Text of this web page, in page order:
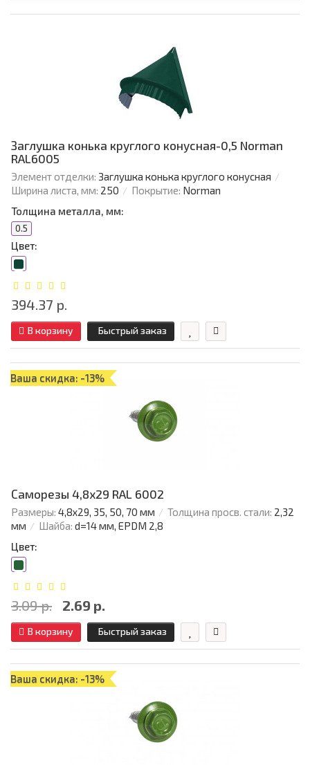
Заглушка конька круглого конусная-0,5 Norman
RAL6005
Элемент отделки: Заглушка конька круглого конусная
Ширина листа, мм: 250 Покрытие: Norman
Толщина металла, мм:
0.5
Цвет:
394.37 р.
В корзину Быстрый заказ
Ваша скидка: -13%
Саморезы 4,8х29 RAL 6002
Размеры: 4,8х29, 35, 50, 70 мм Толщина просв. стали: 2,32
мм
Шайба: d=14 мм, EPDM 2,8
Цвет:
3.09 р. 2.69 р.
В корзину Быстрый заказ
Ваша скидка: -13%